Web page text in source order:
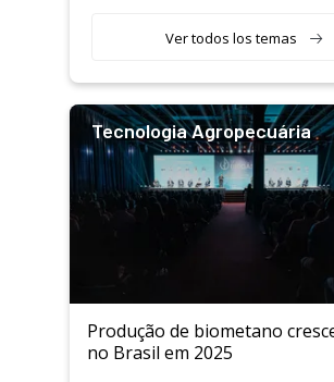
Ver todos los temas
Tecnologia Agropecuária
Produção de biometano
no Brasil em 2025